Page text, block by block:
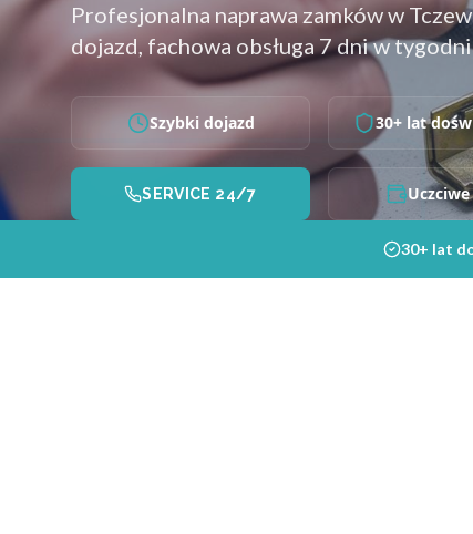
Profesjonalna naprawa zamków w
dojazd, fachowa obsługa 7 dni w
Szybki dojazd 30+ lat
SERVICE 24/7
30+ lat